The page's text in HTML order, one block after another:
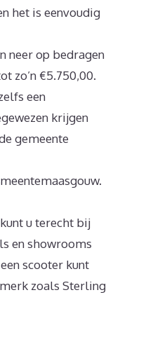
het is eenvoudig
neer op bedragen
zo’n €5.750,00.
een
krijgen
gemeente
u terecht bij
en showrooms
scooter kunt
zoals Sterling